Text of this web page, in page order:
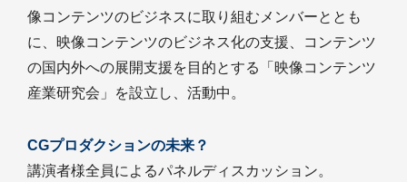
像コンテンツのビジネスに取り組むメンバーととも
に、映像コンテンツのビジネス化の支援、コンテンツ
の国内外への展開支援を目的とする「映像コンテンツ
産業研究会」を設立し、活動中。
CGプロダクションの未来？
講演者様全員によるパネルディスカッション。